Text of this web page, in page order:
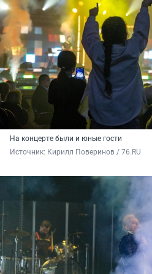
На концерте были и юные гости
Источник: Кирилл Поверинов / 76.RU